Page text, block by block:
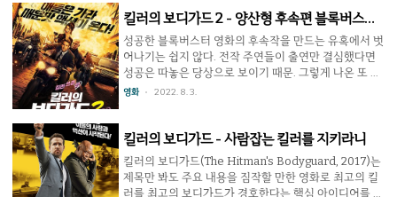
로 삼은 영화나 드라마는 적지 않다. 자폐증으로 사회에
적응하기 힘들던 크리스천 울프의 어린 시절은 물론이고
그의 부모와 동생과의 관계까지 잘 엮어서 현재까지 지
루하지 않게 끌고 오는 이야기 솜씨는 제법 볼 만 하며 형
제를 맡은 벤 애플렉(Ben Affleck), 존 번설(Jon
Bernthal)과 전체를 조망하는 입장인 J. K. 시먼스
킬러의 보디가드 2 - 양산형 후속편 블록버스터
의 단점이 모였다
성공한 블록버스터 영화의 후속작을 만드는 유혹에서 벗
어나기는 쉽지 않다. 전작 주연들이 출연만 결심했다면
성공은 따놓은 당상으로 보이기 때문. 그렇게 나온 또 하
나의 작품이 킬러의 보디가드 2(The Hitman's Wife's
음에도 불구하고 이 영화는 전작만큼 볼만하지 않다. 전
작의 아이디어에 더해 기존의 주역 세명은 물론이고 안
토니오 반데라스, 모건 프리먼, 프랭크 그릴로 등 유명한
배역을 더 넣었어도 그랬다. 우선 전작이 나왔던 2017년
영화 2022. 8. 3.
킬러의 보디가드 - 사람잡는 킬러를 지키라니
킬러의 보디가드(The Hitman's Bodyguard, 2017)는
제목만 봐도 주요 내용을 짐작할 만한 영화로 최고의 킬
러를 최고의 보디가드가 경호한다는 핵심 아이디어를 충